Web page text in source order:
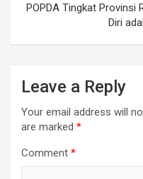
POPDA Tingkat Provinsi
Diri
Leave a Reply
Your email address will
are marked *
Comment *